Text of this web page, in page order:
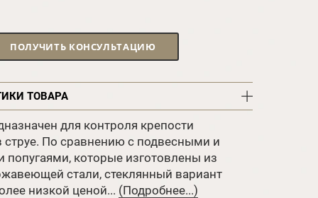
ПОЛУЧИТЬ КОНСУЛЬТАЦИЮ
ТОВАРА
для контроля крепости
струе. По сравнению с подвесными и
попугаями, которые изготовлены из
стали, стеклянный вариант
низкой ценой... (Подробнее...)